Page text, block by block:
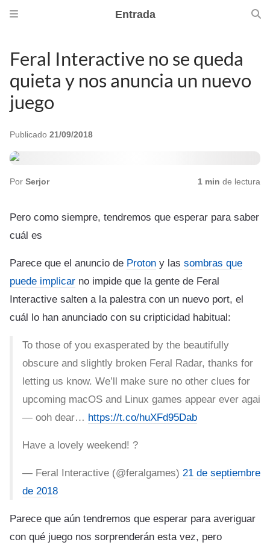
Entrada
Feral Interactive no se queda
quieta y nos anuncia un nuevo
juego
Publicado 21/09/2018
Por Serjor 1 min de lectura
Pero como siempre, tendremos que esperar para saber
cuál es
Parece que el anuncio de Proton y las sombras que
puede implicar no impide que la gente de Feral
Interactive salten a la palestra con un nuevo port, el
cuál lo han anunciado con su cripticidad habitual:
To those of you exasperated by the beautifully
obscure and slightly broken Feral Radar, thanks for
letting us know. We’ll make sure no other clues for
upcoming macOS and Linux games appear ever agai
— ooh dear… https://t.co/huXFd95Dab
Have a lovely weekend! ?
— Feral Interactive (@feralgames) 21 de septiembre
de 2018
Parece que aún tendremos que esperar para averiguar
con qué juego nos sorprenderán esta vez, pero